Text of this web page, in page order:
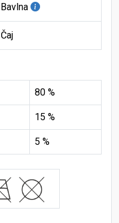
Bavlna
Čaj
80 %
15 %
5 %